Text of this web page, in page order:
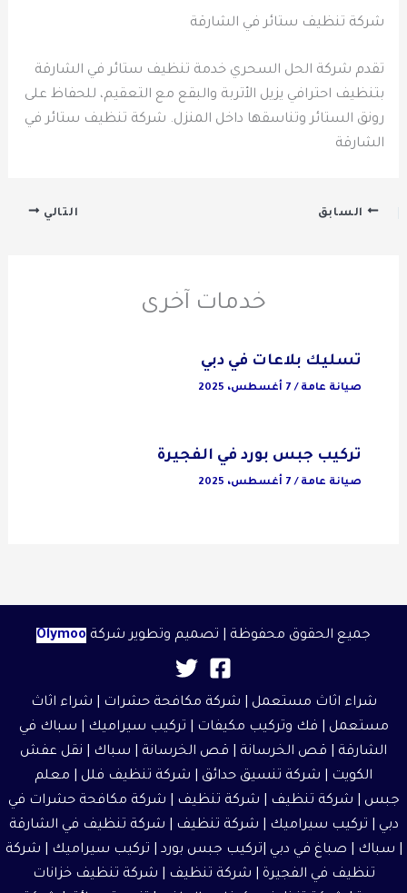
شركة تنظيف ستائر في الشارقة
تقدم شركة الحل السحري خدمة تنظيف ستائر في الشارقة
بتنظيف احترافي يزيل الأتربة والبقع مع التعقيم، للحفاظ على
رونق الستائر وتناسقها داخل المنزل. شركة تنظيف ستائر في
الشارقة
السابق التالي
خدمات آخرى
تسليك بلاعات في دبي
صيانة عامة / 7 أغسطس، 2025
تركيب جبس بورد في الفجيرة
صيانة عامة / 7 أغسطس، 2025
جميع الحقوق محفوظة | تصميم وتطوير شركة Olymoo
شراء اثاث مستعمل شركة مكافحة حشرات
شراء اثاث
مستعمل | فك وتركيب مكيفات | تركيب سيراميك | سباك في
الشارقة
قص الخرسانة | قص الخرسانة | سباك | نقل عفش
الكويت
شركة تنسيق حدائق شركة تنظيف فلل
معلم
جبس
شركة تنظيف شركة تنظيف
شركة مكافحة حشرات في
دبي
تركيب سيراميك شركة تنظيف
شركة تنظيف في الشارقة
| سباك | صباغ في دبي |تركيب جبس بورد | تركيب سيراميك
شركة
تنظيف في الفجيرة
شركة تنظيف
شركة تنظيف خزانات